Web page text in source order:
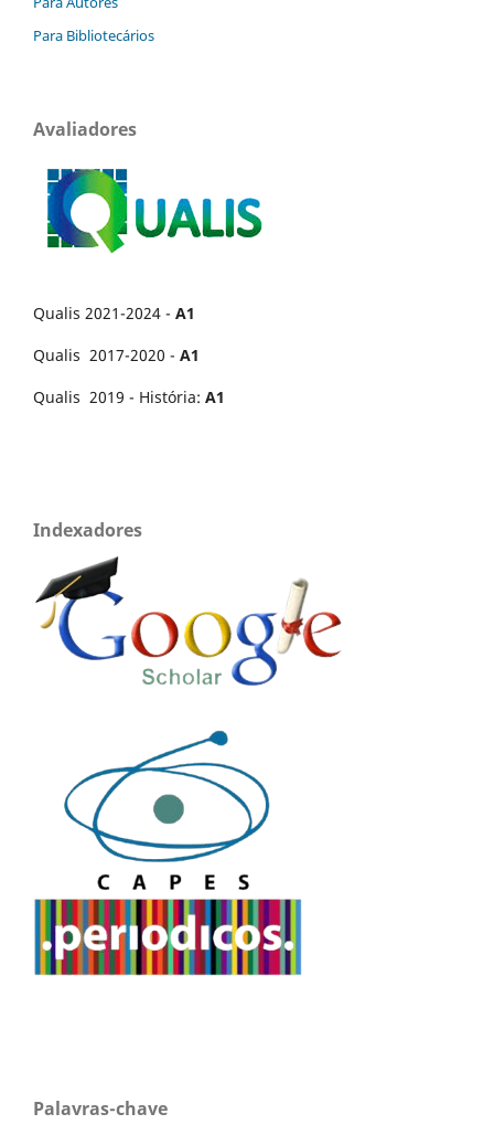
Para Bibliotecários
Avaliadores
Qualis 2021-2024 - A1
Qualis 2017-2020 - A1
Qualis 2019 - História: A1
Indexadores
Palavras-chave